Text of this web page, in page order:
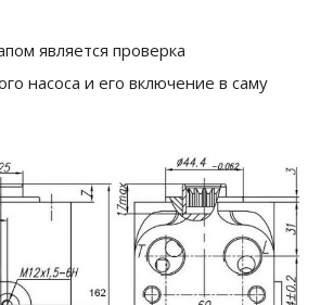
является проверка
насоса и его включение в саму